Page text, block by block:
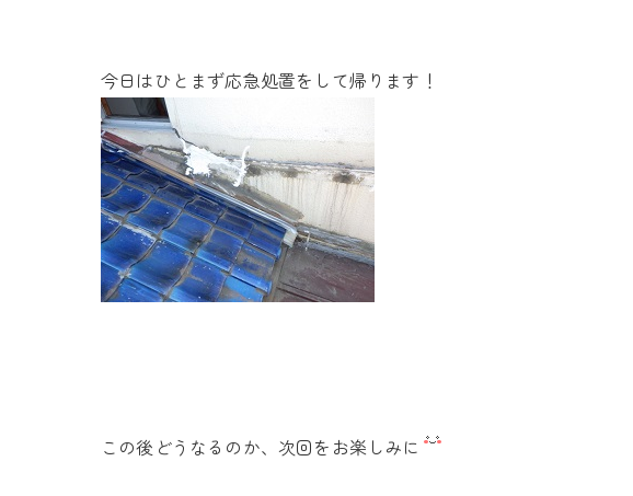
今日はひとまず応急処置をして帰ります！
この後どうなるのか、次回をお楽しみに